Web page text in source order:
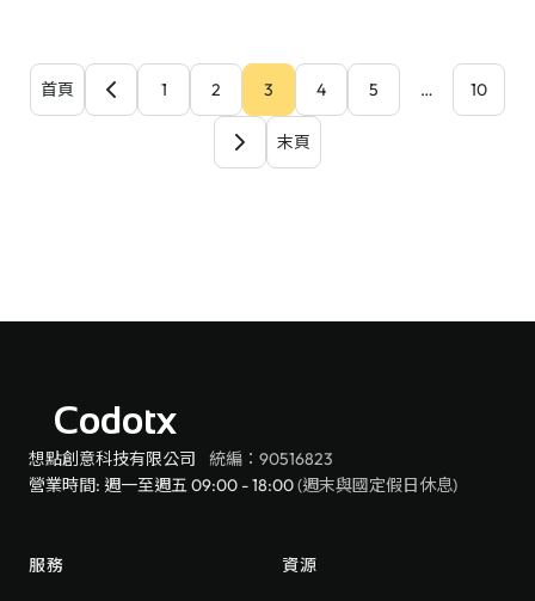
首頁 1 2 3 4 5 … 10
末頁
Codotx
想點創意科技有限公司
統編：90516823
營業時間: 週一至週五 09:00 - 18:00(週末與國定假日休息)
服務 資源